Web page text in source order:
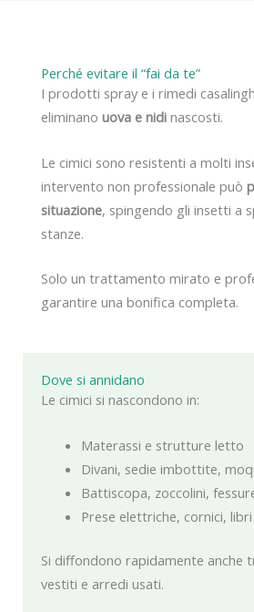
Dove si annidano
Le cimici si nascondono in:
Materassi e strutture letto
Divani, sedie imbottite,
Battiscopa, zoccolini,
Prese elettriche, cornici, libri
Si diffondono rapidamente anche
vestiti e arredi usati.
Perché evitare il “fai da te”
I prodotti spray e i rimedi
eliminano uova e nidi nascosti.
Le cimici sono resistenti a molti
intervento non professionale può
situazione, spingendo gli insetti a
stanze.
Solo un trattamento mirato e
garantire una bonifica completa.